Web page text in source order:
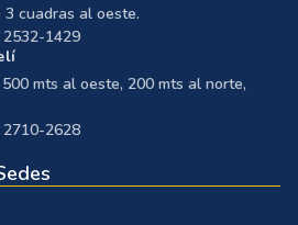
cuadras al oeste.
1429
mts al oeste, 200 mts al norte,
2628